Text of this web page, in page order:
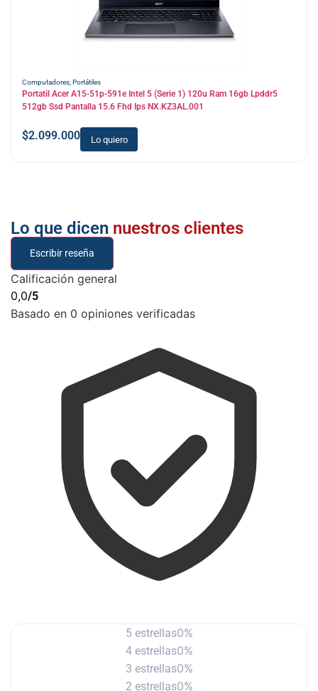
Computadores Portátiles
Portatil Acer A15-51p-591e Intel 5 (Serie 1) 120u Ram 16gb Lpddr5
512gb Ssd Pantalla 15.6 Fhd Ips NX.KZ3AL.001
$2.099.000 Lo quiero
Lo que dicen nuestros clientes
Escribir reseña
Calificación general
0,0/5
Basado en 0 opiniones verificadas
5 estrellas0%
4 estrellas0%
3 estrellas0%
2 estrellas0%